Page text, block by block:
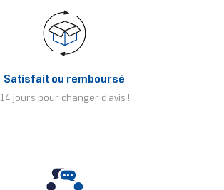
Satisfait ou remboursé
14 jours pour changer d'avis !